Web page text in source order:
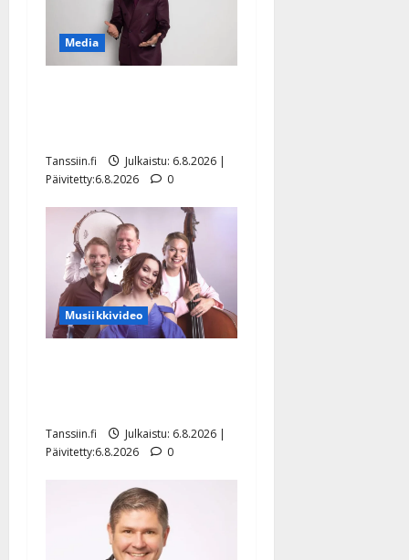
Media
Tanssiin.fi
Julkaistu: 6.8.2026 |
Päivitetty:6.8.2026
0
Musiikkivideo
Tanssiin.fi
Julkaistu: 6.8.2026 |
Päivitetty:6.8.2026
0